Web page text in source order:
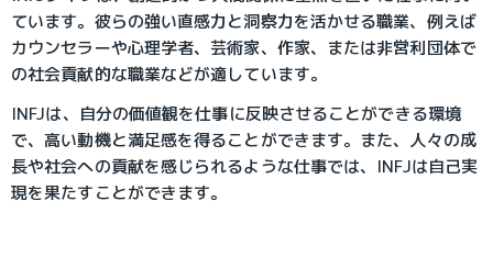
ています。彼らの強い直感力と洞察力を活かせる職業、例えば
カウンセラーや心理学者、芸術家、作家、または非営利団体で
の社会貢献的な職業などが適しています。
INFJは、自分の価値観を仕事に反映させることができる環境
で、高い動機と満足感を得ることができます。また、人々の成
長や社会への貢献を感じられるような仕事では、INFJは自己実
現を果たすことができます。